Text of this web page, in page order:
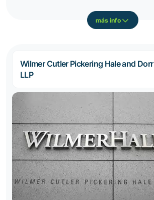
más info
Wilmer Cutler Pickering Hale and Dorr
LLP